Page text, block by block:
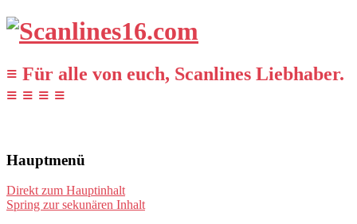
≡ Für alle von euch, Scanlines Liebhaber.
≡ ≡ ≡ ≡
Hauptmenü
Direkt zum Hauptinhalt
Spring zur sekunären Inhalt